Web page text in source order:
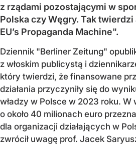
z rządami pozostającymi w
Polska czy Węgry. Tak
EU’s Propaganda Machine".
Dziennik "Berliner Zeitung"
z włoskim publicystą i
który twierdzi, że finansowane
działania przyczyniły się do
władzy w Polsce w 2023 roku.
o około 40 milionach euro
dla organizacji działających w
zwrócił uwagę prof. Jacek